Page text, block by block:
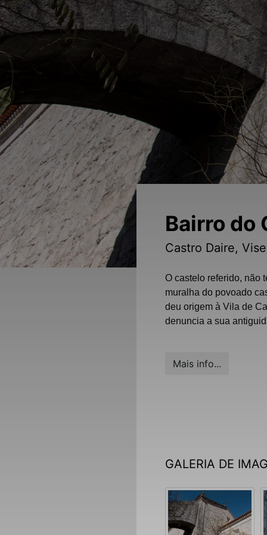
Bairro do
Castro Daire,
O castelo referido, não
muralha do povoado
deu origem à Vila de
denuncia a sua
Mais info...
GALERIA DE